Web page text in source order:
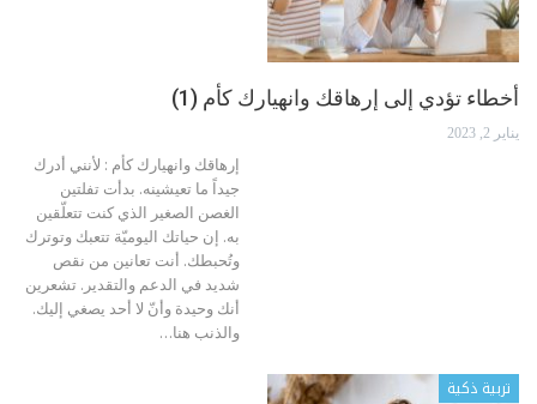
أخطاء تؤدي إلى إرهاقك وانهيارك كأم (1)
يناير 2, 2023
إرهاقك وانهيارك كأم : لأنني أدرك
جيداً ما تعيشينه. بدأت تفلتين
الغصن الصغير الذي كنت تتعلّقين
به. إن حياتك اليوميّة تتعبك وتوترك
وتُحبطك. أنت تعانين من نقص
شديد في الدعم والتقدير. تشعرين
أنك وحيدة وأنّ لا أحد يصغي إليك.
والذنب هنا…
تربية ذكية